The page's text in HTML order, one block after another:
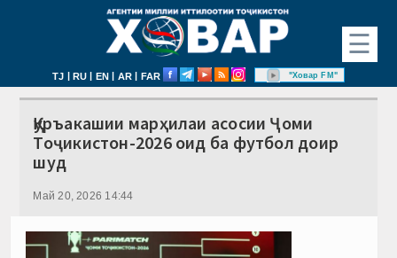
☰
TJ | RU | EN | AR | FAR "Ховар FM"
Қуръакашии марҳилаи асосии Ҷоми
Тоҷикистон-2026 оид ба футбол доир
шуд
Май 20, 2026 14:44